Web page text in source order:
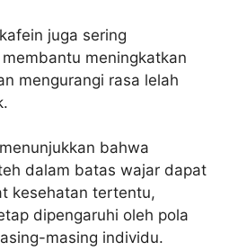
juga sering
meningkatkan
mengurangi rasa lelah
bahwa
dalam batas wajar dapat
kesehatan tertentu,
dipengaruhi oleh pola
masing individu.